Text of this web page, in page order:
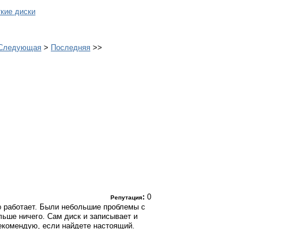
диски
> Последняя >>
Репутация: 0
работает. Были небольшие проблемы с
ничего. Сам диск и записывает и
если найдете настоящий.